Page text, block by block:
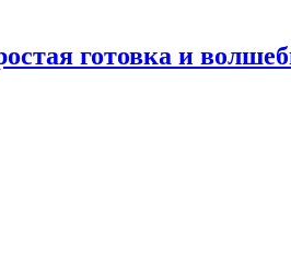
готовка и